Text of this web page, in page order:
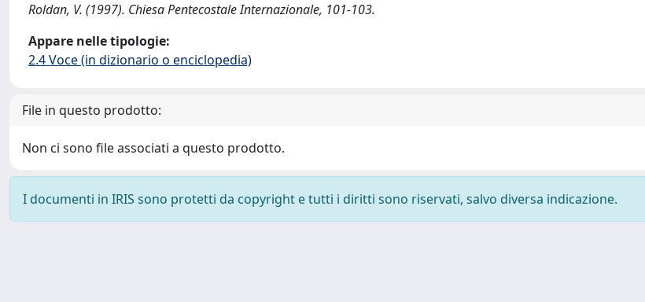
Roldan, V. (1997). Chiesa Pentecostale Internazionale, 101-103.
Appare nelle tipologie:
2.4 Voce (in dizionario o enciclopedia)
File in questo prodotto:
Non ci sono file associati a questo prodotto.
I documenti in IRIS sono protetti da copyright e tutti i diritti sono riservati, salvo diversa indicazione.